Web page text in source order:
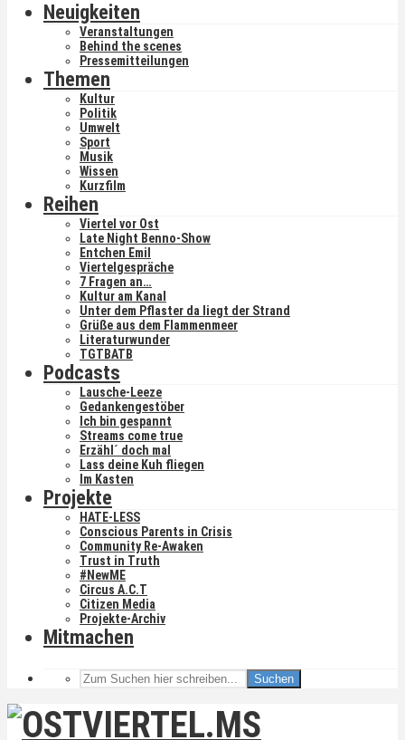
Neuigkeiten
Veranstaltungen
Behind the scenes
Pressemitteilungen
Themen
Kultur
Politik
Umwelt
Sport
Musik
Wissen
Kurzfilm
Reihen
Viertel vor Ost
Late Night Benno-Show
Entchen Emil
Viertelgespräche
7 Fragen an…
Kultur am Kanal
Unter dem Pflaster da liegt der Strand
Grüße aus dem Flammenmeer
Literaturwunder
TGTBATB
Podcasts
Lausche-Leeze
Gedankengestöber
Ich bin gespannt
Streams come true
Erzähl´ doch mal
Lass deine Kuh fliegen
Im Kasten
Projekte
HATE-LESS
Conscious Parents in Crisis
Community Re-Awaken
Trust in Truth
#NewME
Circus A.C.T
Citizen Media
Projekte-Archiv
Mitmachen
Suchen